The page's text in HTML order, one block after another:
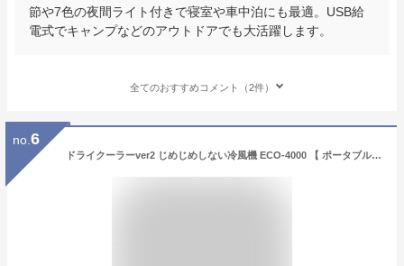
節や7色の夜間ライト付きで寝室や車中泊にも最適。USB給
電式でキャンプなどのアウトドアでも大活躍します。
全てのおすすめコメント（2件）
no. 6
ドライクーラーver2 じめじめしない冷風機 ECO-4000 【 ポータブルエアコン 冷風 温風 冷温兼用 エコ ひんやりグッズ 猛暑対策 車中泊 ポータブルクーラー 移動式 ミニクーラー 工事のいらない 工事不要 クーラー コードレス扇風機 コンパクトクーラー 排熱なし 簡易クーラー